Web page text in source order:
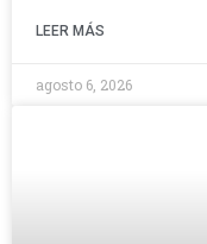
LEER MÁS
agosto 6, 2026